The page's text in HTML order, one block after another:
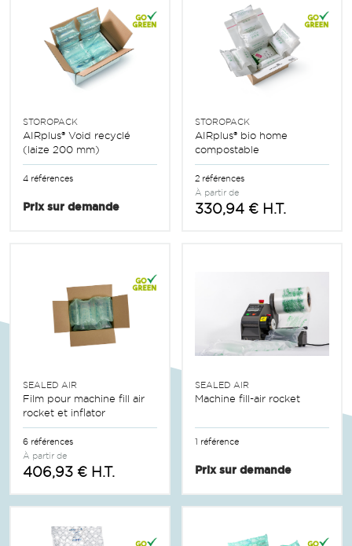
STOROPACK
AIRplus® Void recyclé
(laize 200 mm)
4 références
Prix sur demande
STOROPACK
AIRplus® bio home
compostable
2 références
À partir de
330,94 € H.T.
SEALED AIR
Film pour machine fill air
rocket et inflator
6 références
À partir de
406,93 € H.T.
SEALED AIR
Machine fill-air rocket
1 référence
Prix sur demande